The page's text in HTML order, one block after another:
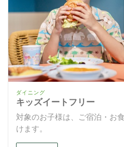
ダイニング
キッズイートフリー
対象のお子様は、ご宿泊・お
けます。